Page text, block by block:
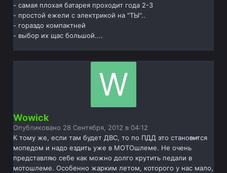
- самая плохая батарея проходит года 2-3
- простой ежели с электрикой на "ТЫ"..
- гораздо компактней
- выбор их щас большой....
Wowick
Опубликовано 28 Сентября, 2012 в 04:12
К тому же, если там будет ДВС, то по ПДД это становится
мопедом и надо ездить уже в МОТОшлеме. Не очень
представляю себе как можно долго крутить педали в
мотошлеме. Особенно жарким летом, которого у нас мало,